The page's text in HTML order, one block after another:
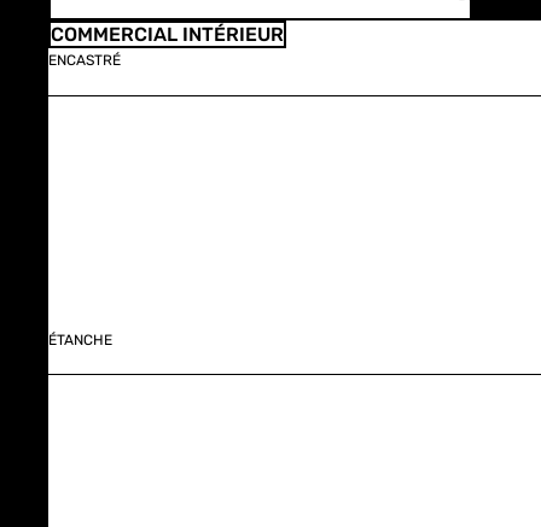
COMMERCIAL INTÉRIEUR
ENCASTRÉ
ÉTANCHE